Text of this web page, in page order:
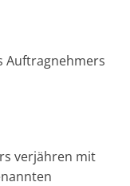
Auftragnehmers
verjähren mit